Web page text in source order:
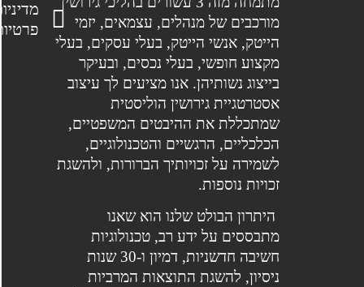
מורכבים של מנהלים, עצמאים, יזמי
הייטק, אנשי הייטק, בעלי עסקים, בעלי
מקצוע חופשי, בעלי נכסים, ובעיקר
בייצוג נשותיהן. אנו מציעים לך עיצוב
אסטרטגיית גירושין הוליסטית
שמתכללת את ההיבטים המשפטיים,
הכלכליים, הרגשיים והטכנולוגיים,
לשמירה על זכויותיך הברורות, ולהשגת
זכויות נוספות.
היתרון הבולט שלנו הוא שאנו
מתבססים על ידע רב, טכנולוגיות
חשיבה חדשניות, דמיון ו-30 שנות
ניסיון, להשגת התוצאות המרביות
מדיניות
פרטיות